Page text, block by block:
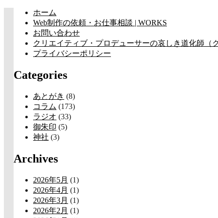
ス
ホーム
Web制作の依頼・お仕事相談 | WORKS
お問い合わせ
クリエイティブ・プロデューサーの哀しき道化師（
プライバシーポリシー
Categories
あとがき (8)
コラム (173)
ラジオ (33)
御朱印 (5)
神社 (3)
Archives
2026年5月 (1)
2026年4月 (1)
2026年3月 (1)
2026年2月 (1)